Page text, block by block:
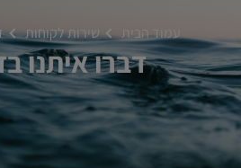
עמוד הבית שירות לקוחות
דברו איתנו